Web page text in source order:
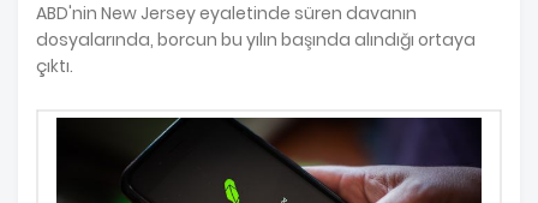
ABD'nin New Jersey eyaletinde süren davanın
dosyalarında, borcun bu yılın başında alındığı ortaya
çıktı.